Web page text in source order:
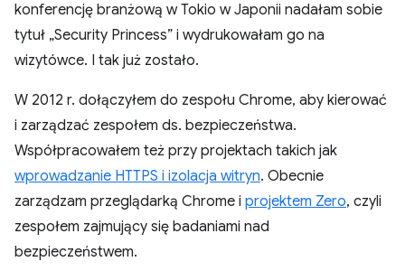
konferencję branżową w Tokio w Japonii nadałam sobie
tytuł „Security Princess” i wydrukowałam go na
wizytówce. I tak już zostało.
W 2012 r. dołączyłem do zespołu Chrome, aby kierować
i zarządzać zespołem ds. bezpieczeństwa.
Współpracowałem też przy projektach takich jak
wprowadzanie HTTPS i izolacja witryn. Obecnie
zarządzam przeglądarką Chrome i projektem Zero, czyli
zespołem zajmujący się badaniami nad
bezpieczeństwem.